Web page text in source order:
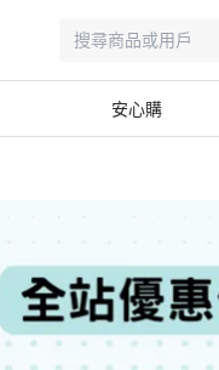
安心購